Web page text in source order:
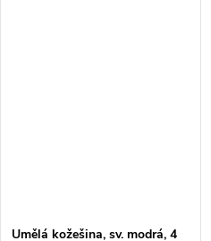
Umělá kožešina, sv. modrá, 4